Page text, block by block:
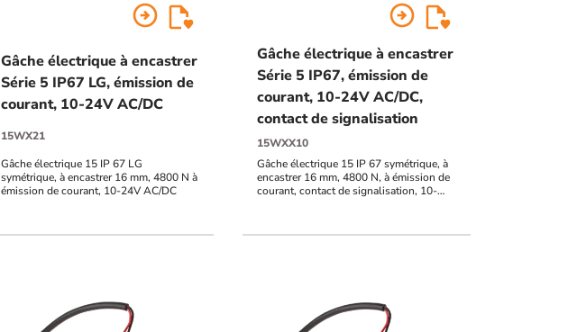
arrow_circle_right
Gâche électrique à encastrer
Série 5 IP67 LG, émission de
courant, 10-24V AC/DC
15WX21
Gâche électrique 15 IP 67 LG
symétrique, à encastrer 16 mm, 4800 N à
émission de courant, 10-24V AC/DC
arrow_circle_right
Gâche électrique à encastrer
Série 5 IP67, émission de
courant, 10-24V AC/DC,
contact de signalisation
15WXX10
Gâche électrique 15 IP 67 symétrique, à
encastrer 16 mm, 4800 N, à émission de
courant, contact de signalisation, 10-